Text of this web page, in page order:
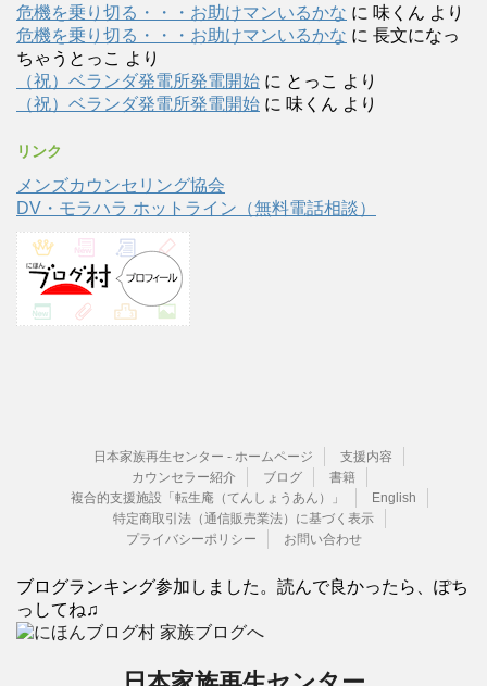
危機を乗り切る・・・お助けマンいるかな に 味くん より
危機を乗り切る・・・お助けマンいるかな に 長文になっ
ちゃうとっこ より
（祝）ベランダ発電所発電開始 に とっこ より
（祝）ベランダ発電所発電開始 に 味くん より
リンク
メンズカウンセリング協会
DV・モラハラ ホットライン（無料電話相談）
日本家族再生センター - ホームページ
支援内容
カウンセラー紹介
ブログ
書籍
複合的支援施設「転生庵（てんしょうあん）」
English
特定商取引法（通信販売業法）に基づく表示
プライバシーポリシー
お問い合わせ
ブログランキング参加しました。読んで良かったら、ぽち
っしてね♫